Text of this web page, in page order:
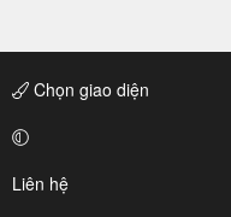
Chọn giao diện
Liên hệ